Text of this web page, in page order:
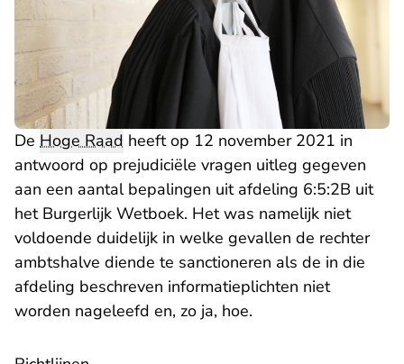
De Hoge Raad heeft op 12 november 2021 in
antwoord op prejudiciële vragen uitleg gegeven
aan een aantal bepalingen uit afdeling 6:5:2B uit
het Burgerlijk Wetboek. Het was namelijk niet
voldoende duidelijk in welke gevallen de rechter
ambtshalve diende te sanctioneren als de in die
afdeling beschreven informatieplichten niet
worden nageleefd en, zo ja, hoe.